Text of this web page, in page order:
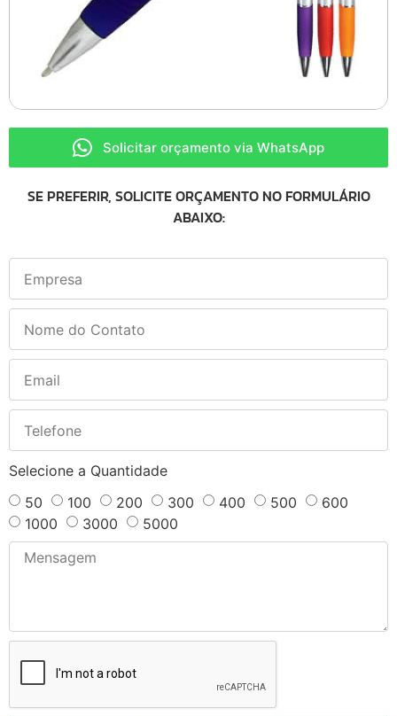
Solicitar orçamento via WhatsApp
SE PREFERIR, SOLICITE ORÇAMENTO NO FORMULÁRIO
ABAIXO:
Selecione a Quantidade
50
100 200 300 400 500
600
1000
3000 5000